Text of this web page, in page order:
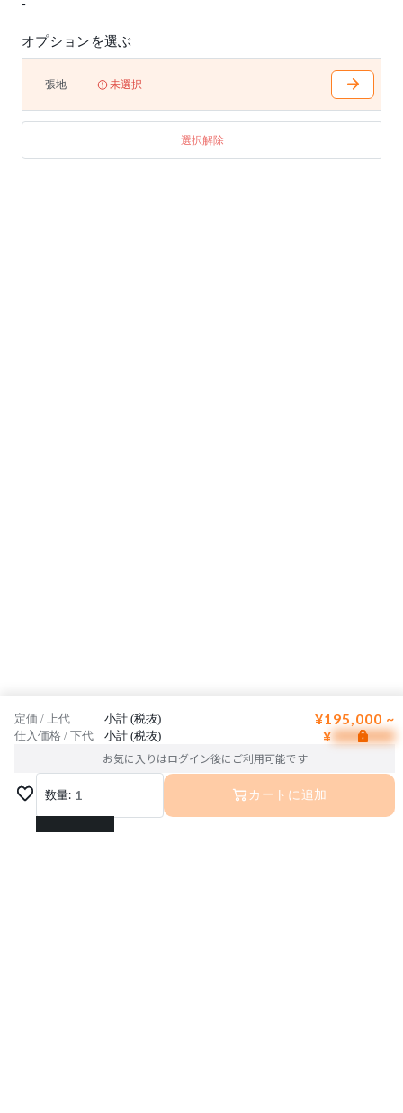
-
オプションを選ぶ
張地 未選択
選択解除
定価 / 上代 小計 (税抜) ¥195,000 ~
仕入価格 / 下代 小計 (税抜) ¥
お気に入りはログイン後にご利用可能です
数量: 1
1
カートに追加